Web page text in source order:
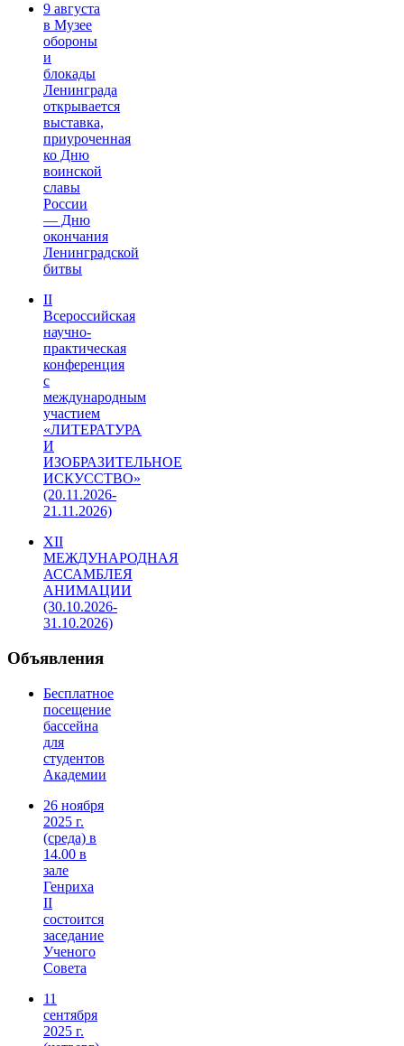
9 августа
в Музее
обороны
и
блокады
Ленинграда
открывается
выставка,
приуроченная
ко Дню
воинской
славы
России
— Дню
окончания
Ленинградской
битвы
II
Всероссийская
научно-
практическая
конференция
с
международным
участием
«ЛИТЕРАТУРА
И
ИЗОБРАЗИТЕЛЬНОЕ
ИСКУССТВО»
(20.11.2026-
21.11.2026)
XII
МЕЖДУНАРОДНАЯ
АССАМБЛЕЯ
АНИМАЦИИ
(30.10.2026-
31.10.2026)
Объявления
Бесплатное
посещение
бассейна
для
студентов
Академии
26 ноября
2025 г.
(среда) в
14.00 в
зале
Генриха
II
состоится
заседание
Ученого
Совета
11
сентября
2025 г.